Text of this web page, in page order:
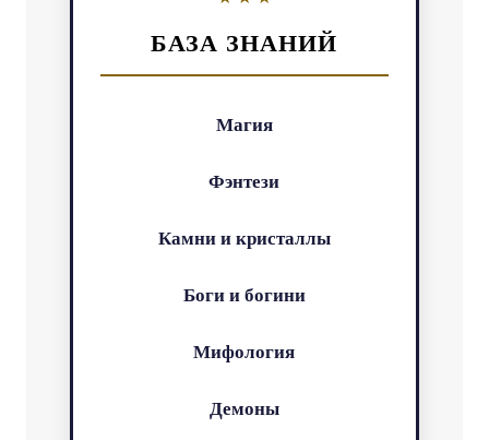
БАЗА ЗНАНИЙ
Магия
Фэнтези
Камни и кристаллы
Боги и богини
Мифология
Демоны